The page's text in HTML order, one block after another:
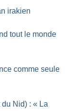
irakien
tout le monde
comme seule
Nid) : « La